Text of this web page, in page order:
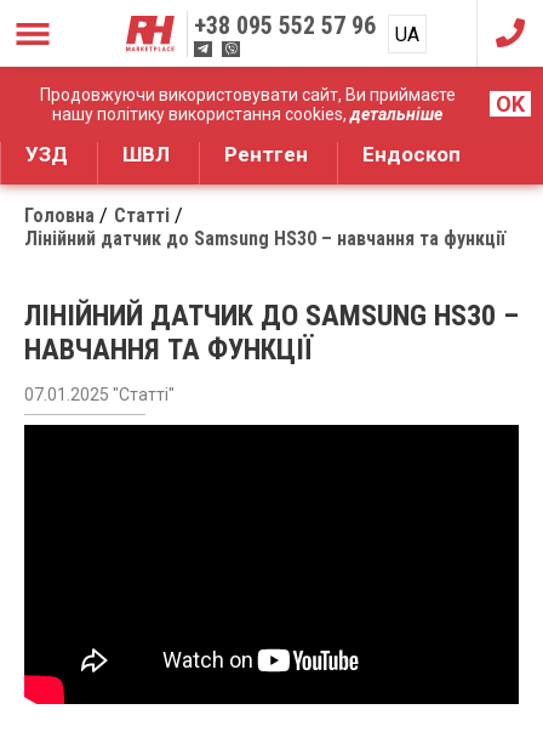
Продовжуючи використовувати сайт, Ви приймаєте
нашу політику використання cookies,детальніше OK
+38 095 552 57 96 UA
RU
Дистрибуція медичного обладнання
УЗД ШВЛ Рентген Ендоскоп
Головна
Статті
Лінійний датчик до Samsung HS30 – навчання та функції
ЛІНІЙНИЙ ДАТЧИК ДО SAMSUNG HS30 –
НАВЧАННЯ ТА ФУНКЦІЇ
07.01.2025 "Статті"